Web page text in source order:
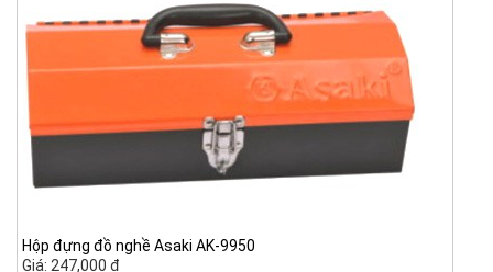
Hộp đựng đồ nghề Asaki AK-9950
Giá: 247,000 đ